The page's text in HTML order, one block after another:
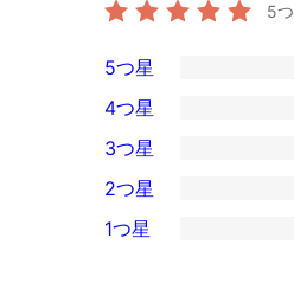
5
1
5-
星
レ
ビ
5つ星
4-
星
レ
4つ星
0
3-
星
3つ星
2-
2つ星
1つ星